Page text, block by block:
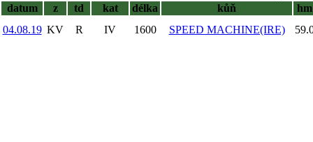
datum
z td kat délka kůň
hm
04.08.19 KV R IV 1600 SPEED MACHINE(IRE)